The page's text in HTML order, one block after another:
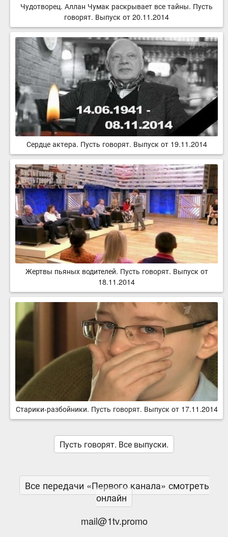
Чудотворец. Аллан Чумак раскрывает все тайны. Пусть
говорят. Выпуск от 20.11.2014
Сердце актeра. Пусть говорят. Выпуск от 19.11.2014
Жертвы пьяных водителей. Пусть говорят. Выпуск от
18.11.2014
Старики-разбойники. Пусть говорят. Выпуск от 17.11.2014
Пусть говорят. Все выпуски.
Все передачи «Первого канала» смотреть
онлайн
mail@1tv.promo